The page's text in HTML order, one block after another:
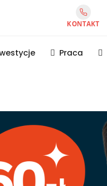
KONTAKT
Praca